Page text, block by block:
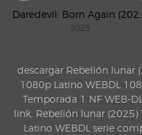
2025
descargar Rebelión lunar
1080p Latino WEBDL
Temporada 1 NF WEB-
link, Rebelión lunar (2025)
Latino WEBDL serie